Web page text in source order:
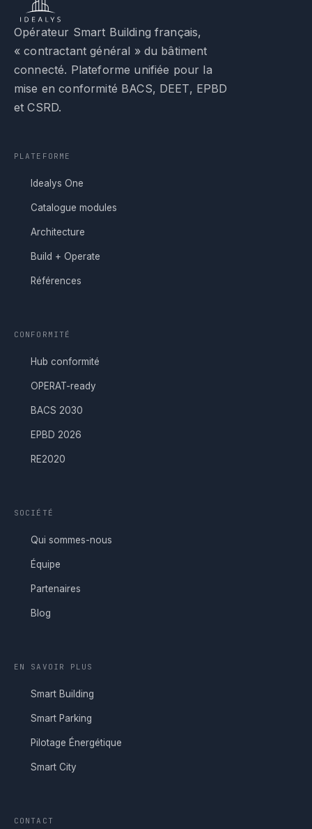
Opérateur Smart Building français,
« contractant général » du bâtiment
connecté. Plateforme unifiée pour la
mise en conformité BACS, DEET, EPBD
et CSRD.
PLATEFORME
Idealys One
Catalogue modules
Architecture
Build + Operate
Références
CONFORMITÉ
Hub conformité
OPERAT-ready
BACS 2030
EPBD 2026
RE2020
SOCIÉTÉ
Qui sommes-nous
Équipe
Partenaires
Blog
EN SAVOIR PLUS
Smart Building
Smart Parking
Pilotage Énergétique
Smart City
CONTACT